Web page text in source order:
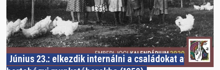
Június 23.: elkezdik internálni a családokat a